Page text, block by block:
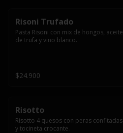
Risoni Trufado
Pasta Risoni con mix de hongos, aceite
de trufa y vino blanco.
$24.900
Risotto
Risotto 4 quesos con peras confitadas
y tocineta crocante.